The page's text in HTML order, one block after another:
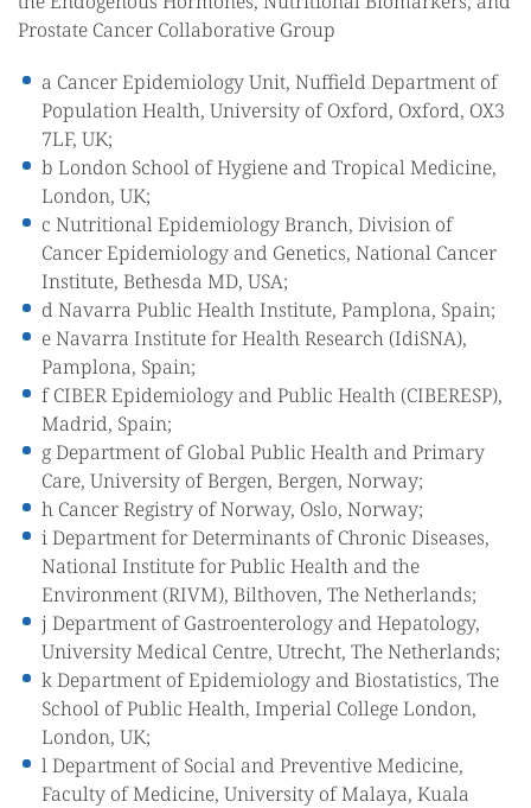
Prostate Cancer Collaborative Group
a Cancer Epidemiology Unit, Nuffield Department of
Population Health, University of Oxford, Oxford, OX3
7LF, UK;
b London School of Hygiene and Tropical Medicine,
London, UK;
c Nutritional Epidemiology Branch, Division of
Cancer Epidemiology and Genetics, National Cancer
Institute, Bethesda MD, USA;
d Navarra Public Health Institute, Pamplona, Spain;
e Navarra Institute for Health Research (IdiSNA),
Pamplona, Spain;
f CIBER Epidemiology and Public Health (CIBERESP),
Madrid, Spain;
g Department of Global Public Health and Primary
Care, University of Bergen, Bergen, Norway;
h Cancer Registry of Norway, Oslo, Norway;
i Department for Determinants of Chronic Diseases,
National Institute for Public Health and the
Environment (RIVM), Bilthoven, The Netherlands;
j Department of Gastroenterology and Hepatology,
University Medical Centre, Utrecht, The Netherlands;
k Department of Epidemiology and Biostatistics, The
School of Public Health, Imperial College London,
London, UK;
l Department of Social and Preventive Medicine,
Faculty of Medicine, University of Malaya, Kuala